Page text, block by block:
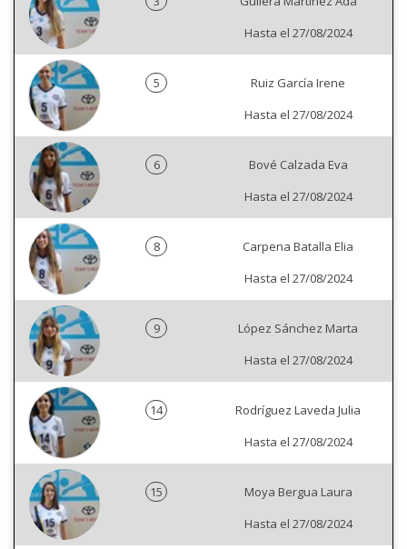
Hasta el 27/08/2024
5
Ruiz García Irene
Hasta el 27/08/2024
6
Bové Calzada Eva
Hasta el 27/08/2024
8
Carpena Batalla Elia
Hasta el 27/08/2024
9
López Sánchez Marta
Hasta el 27/08/2024
14
Rodríguez Laveda Julia
Hasta el 27/08/2024
15
Moya Bergua Laura
Hasta el 27/08/2024